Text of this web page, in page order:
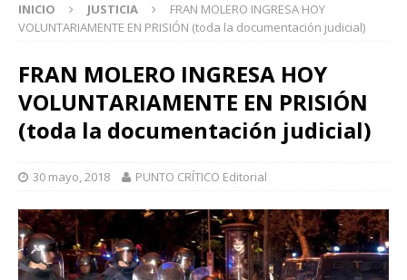
INICIO JUSTICIA
FRAN MOLERO INGRESA HOY
VOLUNTARIAMENTE EN PRISIÓN (toda la documentación judicial)
FRAN MOLERO INGRESA HOY
VOLUNTARIAMENTE EN PRISIÓN
(toda la documentación judicial)
30 mayo, 2018 PUNTO CRÍTICO Editorial